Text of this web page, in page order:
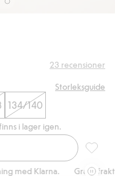
23 recensioner
Storleksguide
134/140
i lager igen.
med Klarna. Gratis